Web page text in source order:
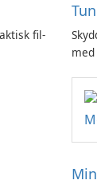
fil-
med